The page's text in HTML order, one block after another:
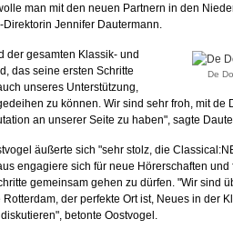
man mit den neuen Partnern in den
Jennifer Dautermann.
De
der gesamten Klassik- und
das seine ersten Schritte
unseres Unterstützung,
zu können. Wir sind sehr froh, mit de
an unserer Seite zu haben", sagte
äußerte sich "sehr stolz, die
engagiere sich für neue Hörerschaften und
gemeinsam gehen zu dürfen. "Wir sind
der perfekte Ort ist, Neues in der
betonte Oostvogel.